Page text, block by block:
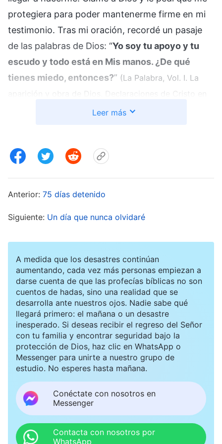
protegiera para poder mantenerme firme en mi
testimonio. Tras mi oración, recordé un pasaje
de las palabras de Dios: “Yo soy tu apoyo y tu
escudo y todo está en Mis manos. ¿De qué
tienes miedo, entonces?” (La Palabra, Vol. I. La
aparición y obra de Dios. Declaraciones de Cristo en
el principio, Capítulo 9) . En efecto, no importaba lo
que no tenía nada que temer. Mientras confiara
que no pudiera superar. Las palabras de Dios me
intenso. Tras encontrar los números de teléfono
teléfono, el oficial dijo: “Solo por esto te podrían
dar entre ocho y diez años en la cárcel”. Pensé
para mis adentros: “No estoy haciendo nada
malo por creer Dios y no he infringido ninguna
ley. ¿Qué ley dictamina que puedan
sentenciarme a ocho o diez años? No importa la
sentencia que me impongan, nunca traicionaré a
decirles nada, los oficiales me llevaron al centro
de detención.
Tras llegar al centro de detención, los oficiales
Leer más
Anterior: 75 días detenido
Siguiente: Un día que nunca olvidaré
A medida que los desastres continúan
aumentando, cada vez más personas empiezan a
darse cuenta de que las profecías bíblicas no son
cuentos de hadas, sino una realidad que se
desarrolla ante nuestros ojos. Nadie sabe qué
llegará primero: el mañana o un desastre
inesperado. Si deseas recibir el regreso del Señor
con tu familia y encontrar seguridad bajo la
protección de Dios, haz clic en WhatsApp o
Messenger para unirte a nuestro grupo de
estudio. No esperes hasta mañana.
Conéctate con nosotros en
Messenger
Contacta con nosotros por
WhatsApp